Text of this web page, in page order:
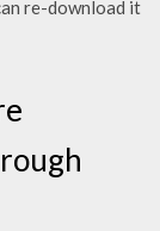
re-download it